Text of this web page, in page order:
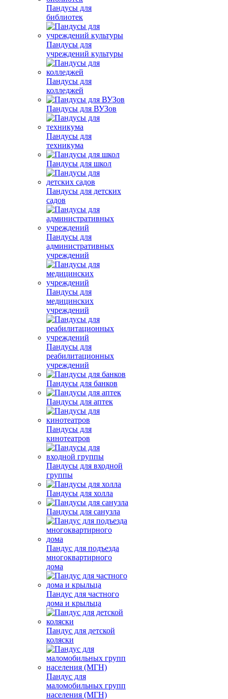
Пандусы для
библиотек
Пандусы для
учреждений культуры
Пандусы для
колледжей
Пандусы для ВУЗов
Пандусы для
техникума
Пандусы для школ
Пандусы для детских
садов
Пандусы для
административных
учреждений
Пандусы для
медицинских
учреждений
Пандусы для
реабилитационных
учреждений
Пандусы для банков
Пандусы для аптек
Пандусы для
кинотеатров
Пандусы для входной
группы
Пандусы для холла
Пандусы для санузла
Пандус для подъезда
многоквартирного
дома
Пандус для частного
дома и крыльца
Пандус для детской
коляски
Пандус для
маломобильных групп
населения (МГН)